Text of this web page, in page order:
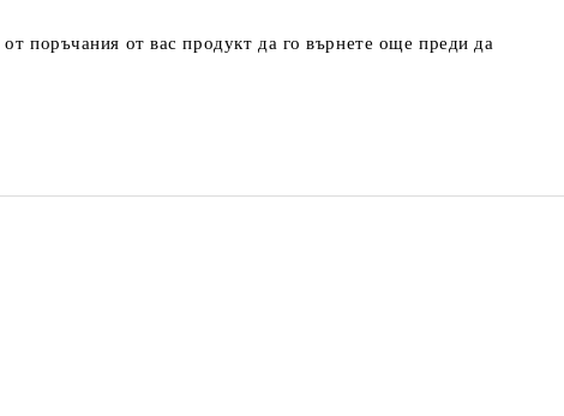
поръчания от вас продукт да го върнете още преди да